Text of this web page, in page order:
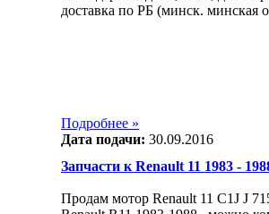
доставка по РБ (минск. минская
Подробнее »
Дата подачи: 30.09.2016
Запчасти к Renault 11 1983 -
Продам мотор Renault 11 C1J J